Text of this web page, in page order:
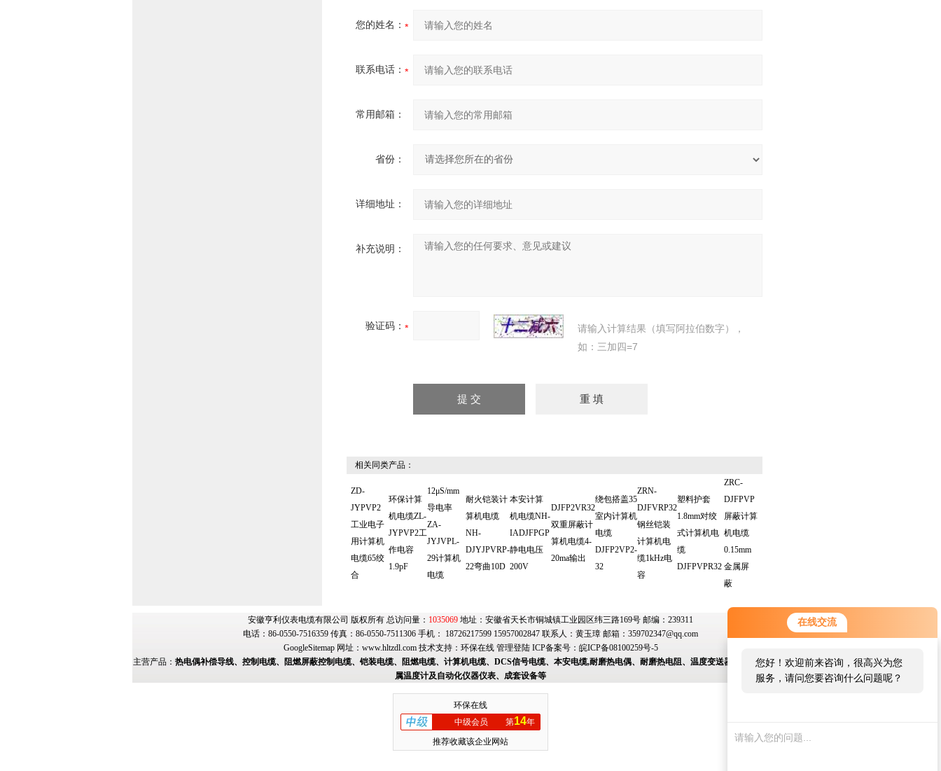
在线交流
您好！欢迎前来咨询，很高兴为您
服务，请问您要咨询什么问题呢？
您的姓名：
联系电话：
常用邮箱：
省份：
详细地址：
补充说明：
验证码：
请输入计算结果（填写阿拉伯数字），
如：三加四=7
相关同类产品：
ZD-
JYPVP2
工业电子
用计算机
电缆65绞
合
环保计算
机电缆ZL-
JYPVP2工
作电容
1.9pF
12μS/mm
导电率
ZA-
JYJVPL-
29计算机
电缆
耐火铠装计
算机电缆
NH-
DJYJPVRP-
22弯曲10D
本安计算
机电缆NH-
IADJFPGP
静电电压
200V
DJFP2VR32
双重屏蔽计
算机电缆4-
20ma输出
绕包搭盖35
室内计算机
电缆
DJFP2VP2-
32
ZRN-
DJFVRP32
钢丝铠装
计算机电
缆1kHz电
容
塑料护套
1.8mm对绞
式计算机电
缆
DJFPVPR32
ZRC-
DJFPVP
屏蔽计算
机电缆
0.15mm
金属屏
蔽
安徽亨利仪表电缆有限公司 版权所有 总访问量： 1035069 地址：安徽省天长市铜城镇工业园区纬三路169号 邮编：239311
电话：86-0550-7516359 传真：86-0550-7511306 手机： 18726217599 15957002847 联系人：黄玉璋 邮箱： 359702347@qq.com
GoogleSitemap网址： www.hltzdl.com技术支持： 环保在线 管理登陆ICP备案号： 皖ICP备08100259号-5
主营产品： 热电偶补偿导线、控制电缆、阻燃屏蔽控制电缆、铠装电缆、阻燃电缆、计算机电缆、DCS信号电缆、本安电缆,耐磨热电偶、耐磨热电阻、温度变送器、变送器模块、双金
属温度计及自动化仪器仪表、成套设备等
环保在线
中级会员
第14年
推荐收藏该企业网站